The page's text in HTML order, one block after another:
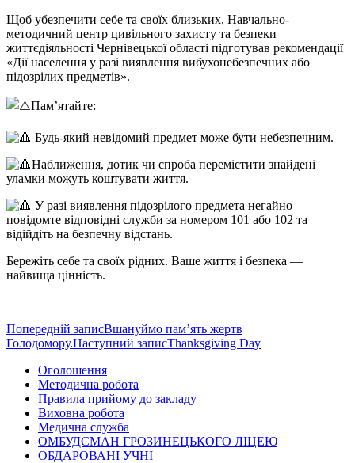
Щоб убезпечити себе та своїх близьких, Навчально-
методичний центр цивільного захисту та безпеки
життєдіяльності Чернівецької області підготував рекомендації
«Дії населення у разі виявлення вибухонебезпечних або
підозрілих предметів».
Пам’ятайте:
Будь-який невідомий предмет може бути небезпечним.
Наближення, дотик чи спроба перемістити знайдені
уламки можуть коштувати життя.
У разі виявлення підозрілого предмета негайно
повідомте відповідні служби за номером 101 або 102 та
відійдіть на безпечну відстань.
Бережіть себе та своїх рідних. Ваше життя і безпека —
найвища цінність.
Навігація
по
записам
Попередній записВшануймо пам’ять жертв
Голодомору.Наступний записThanksgiving Day
Оголошення
Методична робота
Правила прийому до закладу
Виховна робота
Медична служба
ОМБУДСМАН ГРОЗИНЕЦЬКОГО ЛІЦЕЮ
ОБДАРОВАНІ УЧНІ